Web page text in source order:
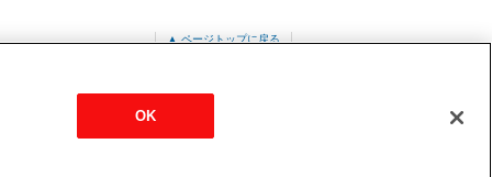
▲ ページトップに戻る
OK